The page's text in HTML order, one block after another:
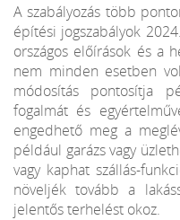
A szabályozás több
építési jogszabályok
országos előírások és a
nem minden esetben
módosítás pontosítja
fogalmát és
engedhető meg a
például garázs vagy
vagy kaphat szállás-
növeljék tovább a
jelentős terhelést okoz.